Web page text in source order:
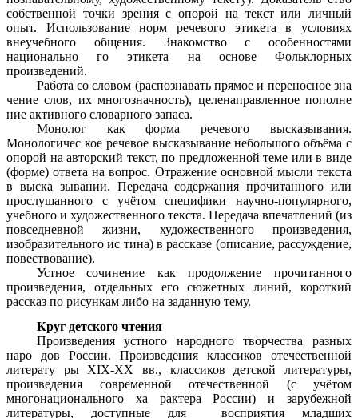
собственной точки зрения с опорой на текст или личный
опыт. Использование норм речевого этикета в условиях
внеучебного общения. Знакомство с особенностями
национально го этикета на основе Фольклорных
произведений.
Работа со словом (распознавать прямое и переносное зна
чение слов, их многозначность), целенаправленное пополне
ние активного словарного запаса.
Монолог как форма речевого высказывания.
Монологичес кое речевое высказывание небольшого объёма с
опорой на авторский текст, по предложенной теме или в виде
(форме) ответа на вопрос. Отражение основной мысли текста
в выска зывании. Передача содержания прочитанного или
прослушанного с учётом специфики научно-популярного,
учебного и художественного текста. Передача впечатлений (из
повседневной жизни, художественного произведения,
изобразительного ис тина) в рассказе (описание, рассуждение,
повествование).
Устное сочинение как продолжение прочитанного
произведения, отдельных его сюжетных линий, короткий
рассказ по рисункам либо на заданную тему.
Круг детского чтения
Произведения устного народного творчества разных
наро дов России. Произведения классиков отечественной
литерату ры XIX-XX вв., классиков детской литературы,
произведения современной отечественной (с учётом
многонационального ха рактера России) и зарубежной
литературы, доступные для восприятия младших